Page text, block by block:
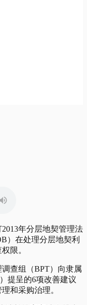
年分层地契管理法
）在处理分层地契利
限。
查组（BPT）向隶属
提呈的6项改善建议
和采购治理。